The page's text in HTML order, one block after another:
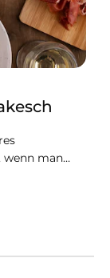
wenn man